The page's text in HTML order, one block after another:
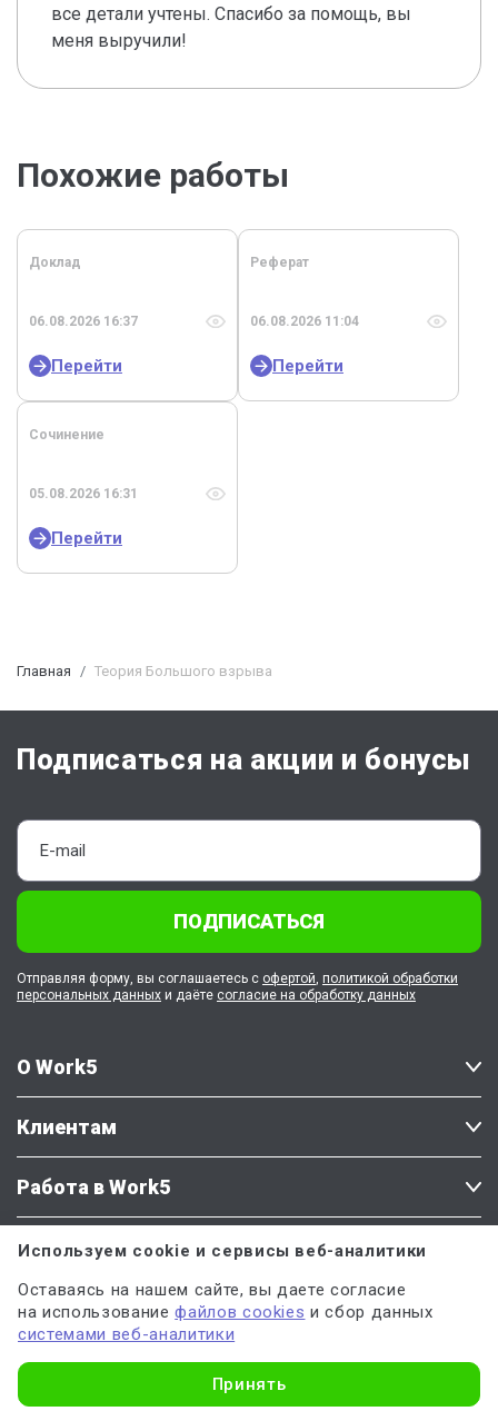
все детали учтены. Спасибо за помощь, вы
меня выручили!
Похожие работы
Доклад
06.08.2026 16:37
Перейти
Реферат
06.08.2026 11:04
Перейти
Сочинение
05.08.2026 16:31
Перейти
Главная Теория Большого взрыва
О Work5
Клиентам
Работа в Work5
Есть вопросы или предложения?
Подписаться на акции и бонусы
ПОДПИСАТЬСЯ
Отправляя форму, вы соглашаетесь с офертой, политикой обработки
персональных данных и даёте согласие на обработку данных
Используем cookie и сервисы веб-аналитики
Оставаясь на нашем сайте, вы даете согласие
на использованиефайлов cookies и сбор данных
системами веб-аналитики
Принять